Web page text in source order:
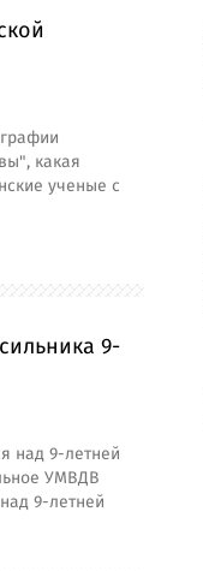
какая
ученые с
9-
над 9-летней
УМВДВ
9-летней